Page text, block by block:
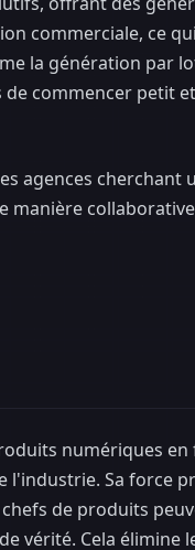
commerciale, ce
la génération par
commencer petit
agences cherchant
manière
numériques en
l'industrie. Sa force
de produits
vérité. Cela élimine